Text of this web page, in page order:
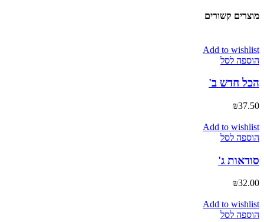
מוצרים קשורים
Add to wishlist
הוספה לסל
הכל חדש ב'
₪37.50
Add to wishlist
הוספה לסל
סודאות ג'
₪32.00
Add to wishlist
הוספה לסל